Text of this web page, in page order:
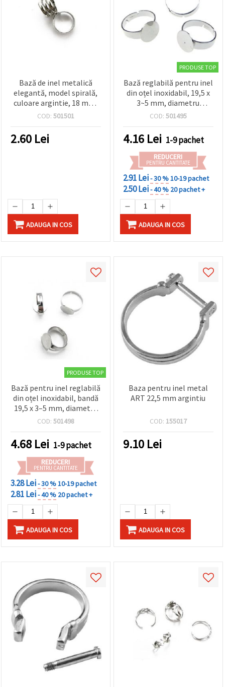
Bază de inel metalică
elegantă, model spirală,
culoare argintie, 18 mm,
NF – 1 buc., ideală pentru
COD: 501501
2.60 Lei
ADAUGA IN COS
PRODUSE TOP
Bază reglabilă pentru inel
din oțel inoxidabil, 19,5 x
3~5 mm, diametru
interior 18 mm, bază 10
bucăți
COD: 501495
4.16 Lei 1-9 pachet
REDUCERI
PENTRU CANTITATE
2.91 Lei- 30 %10-19 pachet
2.50 Lei- 40 % 20 pachet +
ADAUGA IN COS
PRODUSE TOP
Bază pentru inel reglabilă
din oțel inoxidabil, bandă
19,5 x 3–5 mm, diametru
interior 18 mm, platou 12
COD: 501498
4.68 Lei 1-9 pachet
REDUCERI
PENTRU CANTITATE
3.28 Lei- 30 %10-19 pachet
2.81 Lei- 40 % 20 pachet +
ADAUGA IN COS
Baza pentru inel metal
ART 22,5 mm argintiu
COD: 155017
9.10 Lei
ADAUGA IN COS